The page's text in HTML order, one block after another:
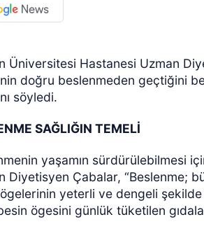
Üniversitesi Hastanesi Uzman
doğru beslenmeden geçtiğini
söyledi.
SAĞLIĞIN TEMELİ
yaşamın sürdürülebilmesi
Diyetisyen Çabalar, “Beslenme;
yeterli ve dengeli şekilde
ögesini günlük tüketilen